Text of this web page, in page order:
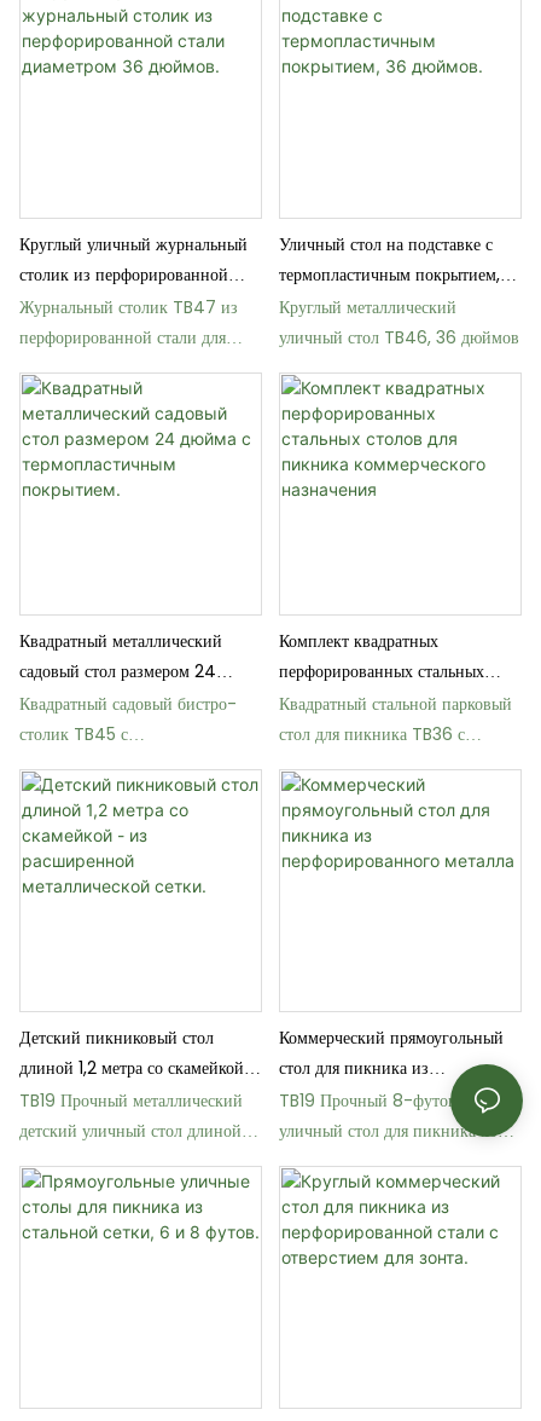
Круглый уличный журнальный
столик из перфорированной
стали диаметром 36 дюймов.
Журнальный столик TB47 из
перфорированной стали для
коммерческого использования на
открытом воздухе
Уличный стол на подставке с
термопластичным покрытием,
36 дюймов.
Круглый металлический
уличный стол TB46, 36 дюймов
Квадратный металлический
садовый стол размером 24
дюйма с термопластичным
покрытием.
Квадратный садовый бистро-
столик TB45 с
термопластичным покрытием
Комплект квадратных
перфорированных стальных
столов для пикника
коммерческого назначения
Квадратный стальной парковый
стол для пикника TB36 с
термопластичным покрытием
Детский пикниковый стол
длиной 1,2 метра со скамейкой -
из расширенной металлической
сетки.
TB19 Прочный металлический
детский уличный стол длиной 4
фута с термопластичным
покрытием
Коммерческий прямоугольный
стол для пикника из
перфорированного металла
TB19 Прочный 8-футовый
уличный стол для пикника из
стальной сетки